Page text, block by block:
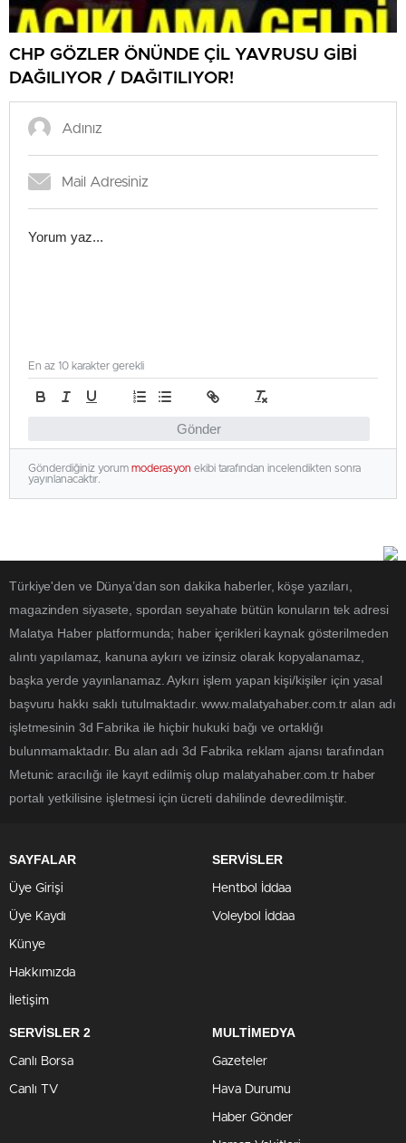
CHP GÖZLER ÖNÜNDE ÇİL YAVRUSU GİBİ
DAĞILIYOR / DAĞITILIYOR!
Gönder
En az 10 karakter gerekli
Gönderdiğiniz yorum moderasyon ekibi tarafından incelendikten sonra
yayınlanacaktır.
Türkiye'den ve Dünya’dan son dakika haberler, köşe yazıları,
magazinden siyasete, spordan seyahate bütün konuların tek adresi
Malatya Haber platformunda; haber içerikleri kaynak gösterilmeden
alıntı yapılamaz, kanuna aykırı ve izinsiz olarak kopyalanamaz,
başka yerde yayınlanamaz. Aykırı işlem yapan kişi/kişiler için yasal
başvuru hakkı saklı tutulmaktadır. www.malatyahaber.com.tr alan adı
işletmesinin 3d Fabrika ile hiçbir hukuki bağı ve ortaklığı
bulunmamaktadır. Bu alan adı 3d Fabrika reklam ajansı tarafından
Metunic aracılığı ile kayıt edilmiş olup malatyahaber.com.tr haber
portalı yetkilisine işletmesi için ücreti dahilinde devredilmiştir.
SAYFALAR
Üye Girişi
Üye Kaydı
Künye
Hakkımızda
İletişim
SERVİSLER
Hentbol İddaa
Voleybol İddaa
SERVİSLER 2
Canlı Borsa
Canlı TV
MULTİMEDYA
Gazeteler
Hava Durumu
Haber Gönder